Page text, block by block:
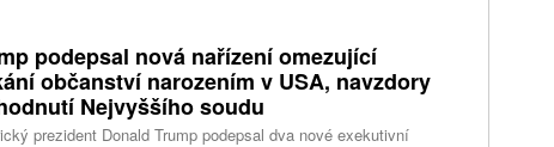
podepsal nová nařízení omezující
občanství narozením v USA, navzdory
Nejvyššího soudu
prezident Donald Trump podepsal dva nové exekutivní